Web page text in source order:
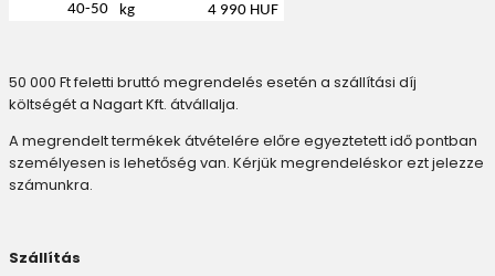
40-50
kg 4 990 HUF
50 000 Ft feletti bruttó megrendelés esetén a szállítási díj
költségét a Nagart Kft. átvállalja.
A megrendelt termékek átvételére előre egyeztetett idő pontban
személyesen is lehetőség van. Kérjük megrendeléskor ezt jelezze
számunkra.
Szállítás